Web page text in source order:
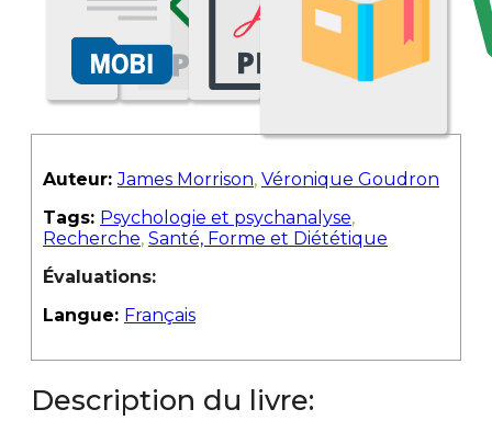
Auteur:James Morrison, Véronique Goudron
Tags: Psychologie et psychanalyse,
Recherche, Santé, Forme et Diététique
Évaluations:
Langue: Français
Description du livre: